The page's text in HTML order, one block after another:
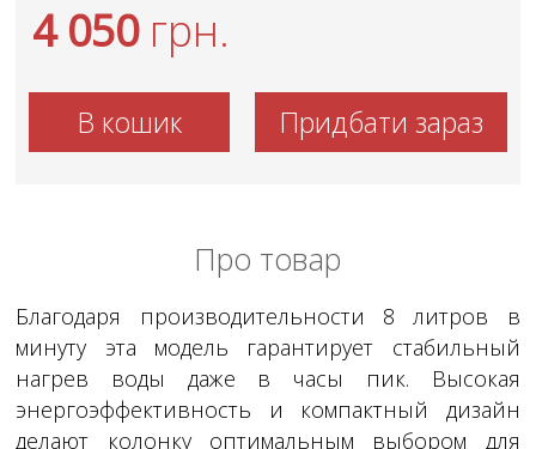
4 050грн.
В кошик Придбати зараз
Про товар
Благодаря производительности 8 литров в
минуту эта модель гарантирует стабильный
нагрев воды даже в часы пик. Высокая
энергоэффективность и компактный дизайн
делают колонку оптимальным выбором для